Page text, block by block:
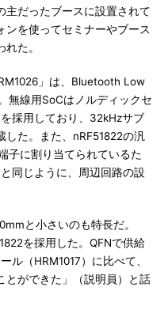
主だったブースに設置されて
ンを使ってセミナーやブース
た。
」は、Bluetooth Low
無線用SoCはノルディックセ
採用しており、32kHzサブ
た。また、nRF51822の汎
子に割り当てられているた
同じように、周辺回路の設
と小さいのも特長だ。
を採用した。QFNで供給
ル（HRM1017）に比べて、
とができた」（説明員）と話